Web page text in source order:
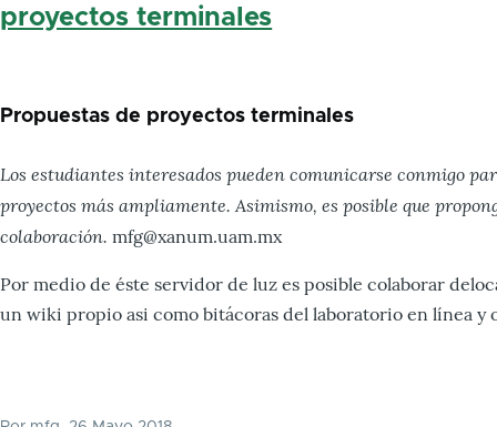
proyectos terminales
Propuestas de proyectos terminales
Los estudiantes interesados pueden comunicarse conmigo
proyectos más ampliamente. Asimismo, es posible que
colaboración. mfg@xanum.uam.mx
Por medio de éste servidor de luz es posible colaborar
un wiki propio asi como bitácoras del laboratorio en línea y